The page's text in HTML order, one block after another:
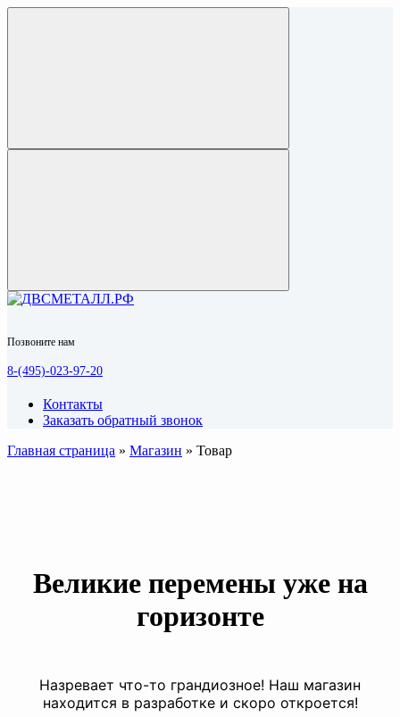
Позвоните нам
8-(495)-023-97-20
Контакты
Заказать обратный звонок
Главная страница » Магазин » Товар
Великие перемены уже на
горизонте
Назревает что-то грандиозное! Наш магазин
находится в разработке и скоро откроется!